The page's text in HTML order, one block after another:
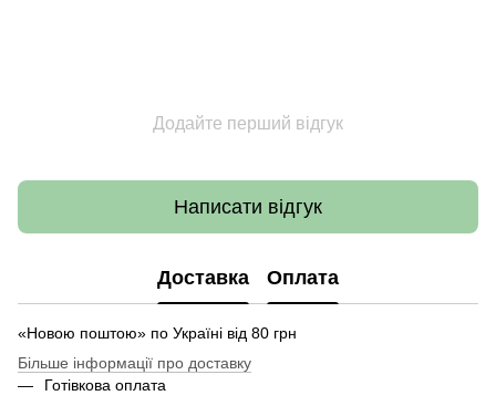
Додайте перший відгук
Написати відгук
Доставка Оплата
«Новою поштою» по Україні від 80 грн
Більше інформації про доставку
Готівкова оплата